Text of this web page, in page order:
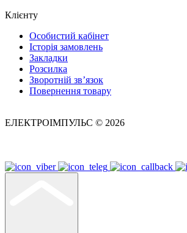
Клієнту
Особистий кабінет
Історія замовлень
Закладки
Розсилка
Зворотній зв’язок
Повернення товару
ЕЛЕКТРОІМПУЛЬС © 2026